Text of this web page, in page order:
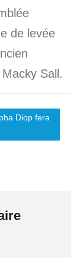
de levée
Sall.
Diop fera